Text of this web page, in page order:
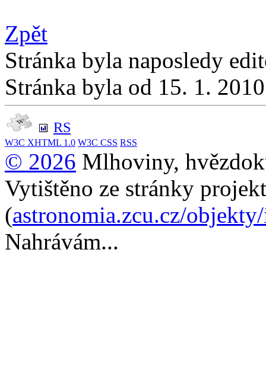
Zpět
Stránka byla naposledy
Stránka byla od 15. 1.
RS
W3C XHTML 1.0 W3C CSS RSS
© 2026 Mlhoviny,
Vytištěno ze stránky
(astronomia.zcu.cz/
Nahrávám...